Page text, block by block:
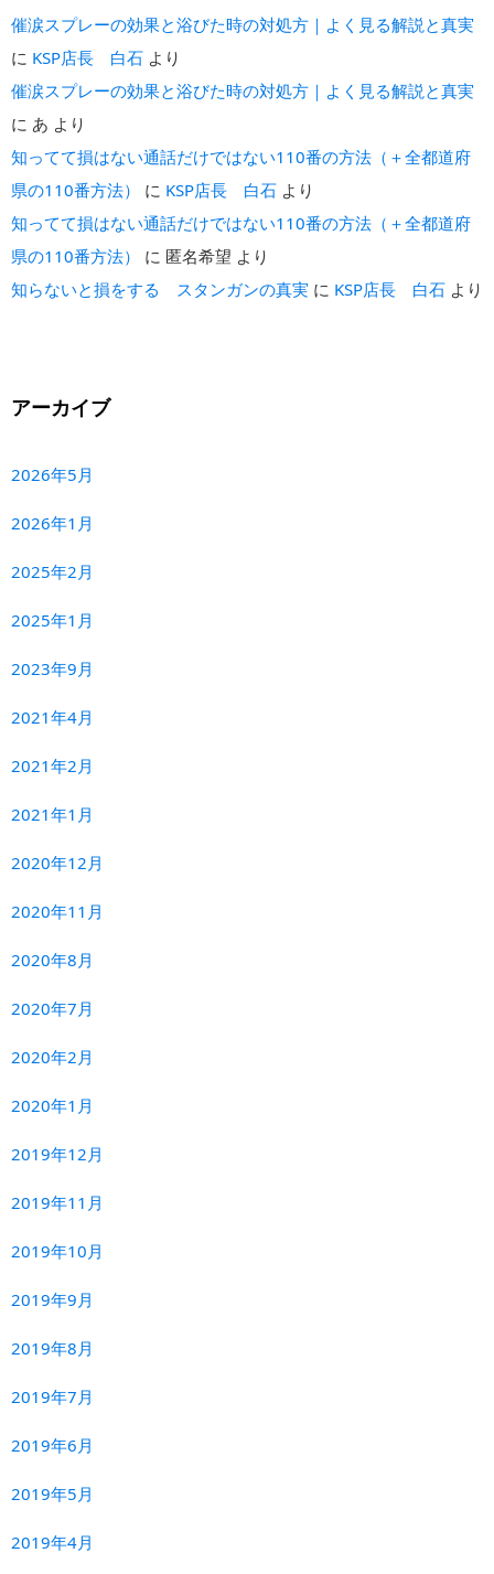
催涙スプレーの効果と浴びた時の対処方｜よく見る解説と真実
に KSP店長 白石 より
催涙スプレーの効果と浴びた時の対処方｜よく見る解説と真実
に あ より
知ってて損はない通話だけではない110番の方法（＋全都道府
県の110番方法）
に KSP店長 白石 より
知ってて損はない通話だけではない110番の方法（＋全都道府
県の110番方法）
に 匿名希望 より
知らないと損をする スタンガンの真実 に KSP店長 白石 より
アーカイブ
2026年5月
2026年1月
2025年2月
2025年1月
2023年9月
2021年4月
2021年2月
2021年1月
2020年12月
2020年11月
2020年8月
2020年7月
2020年2月
2020年1月
2019年12月
2019年11月
2019年10月
2019年9月
2019年8月
2019年7月
2019年6月
2019年5月
2019年4月